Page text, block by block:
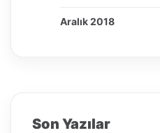
Aralık 2018
Son Yazılar